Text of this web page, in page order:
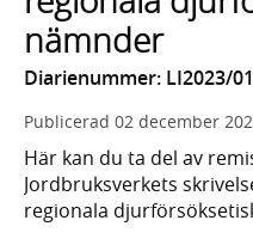
nämnder
Diarienummer: LI2023/
Publicerad 02 december
Här kan du ta del av
Jordbruksverkets
regionala